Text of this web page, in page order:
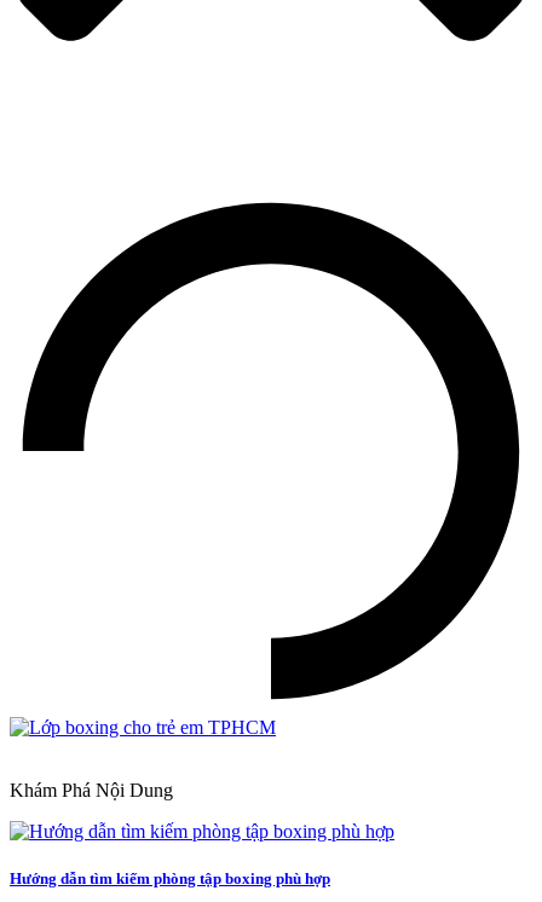
Khám Phá Nội Dung
Hướng dẫn tìm kiếm phòng tập boxing phù hợp